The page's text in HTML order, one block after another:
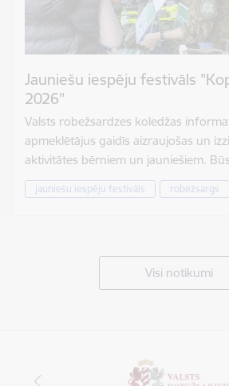
Jauniešu iespēju festivāls
2026"
Valsts robežsardzes koledžas
apmeklētājus gaidīs aizraujošas un
aktivitātes bērniem un jauniešiem.
jauniešu iespēju festivāls robežsargs
Visi notikumi